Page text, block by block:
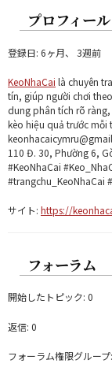
プロフィール
登録日: 6ヶ月、 3週前
KeoNhaCai là chuyên
tín, giúp người chơi
dung phân tích rõ
kèo hiệu quả trước mỗi
110 Đ. 30, Phường 6,
#KeoNhaCai
#trangchu_KeoNhaCai
サイト: https://
フォーラム
開始したトピック: 0
返信: 0
フォーラム権限グルー